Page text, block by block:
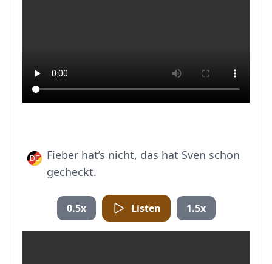
Fieber hat’s nicht, das hat Sven schon
gecheckt.
0.5x Listen 1.5x